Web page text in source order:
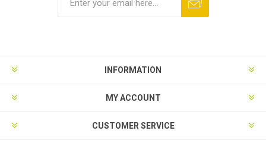
INFORMATION
MY ACCOUNT
CUSTOMER SERVICE